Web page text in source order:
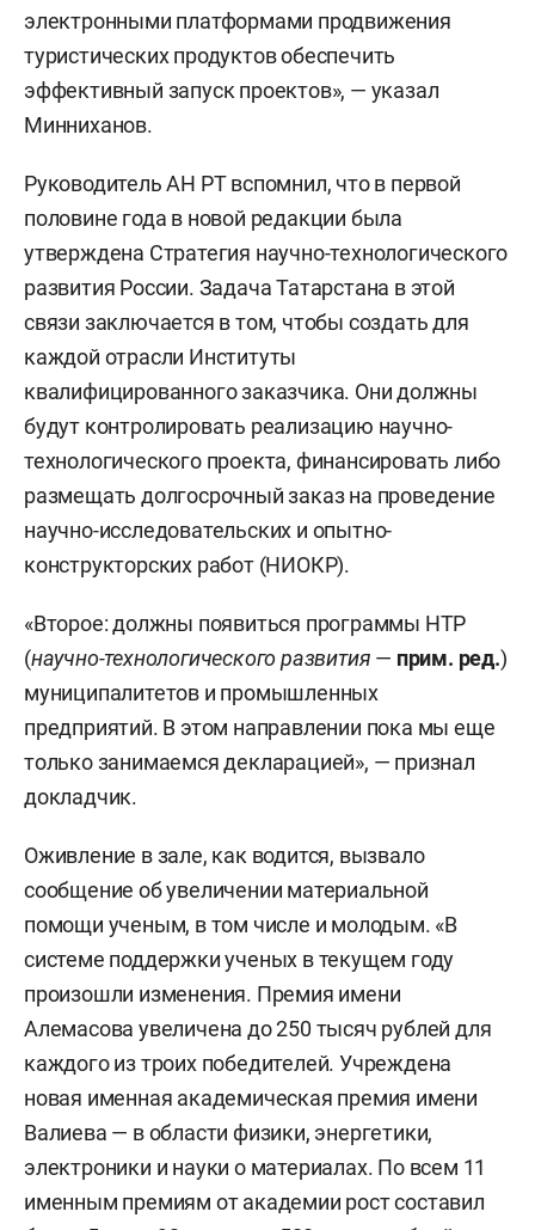
электронными платформами продвижения
туристических продуктов обеспечить
эффективный запуск проектов», — указал
Минниханов.
Руководитель АН РТ вспомнил, что в первой
половине года в новой редакции была
утверждена Стратегия научно-технологического
развития России. Задача Татарстана в этой
связи заключается в том, чтобы создать для
каждой отрасли Институты
квалифицированного заказчика. Они должны
будут контролировать реализацию научно-
технологического проекта, финансировать либо
размещать долгосрочный заказ на проведение
научно-исследовательских и опытно-
конструкторских работ (НИОКР).
«Второе: должны появиться программы НТР
(научно-технологического развития — прим. ред.)
муниципалитетов и промышленных
предприятий. В этом направлении пока мы еще
только занимаемся декларацией», — признал
докладчик.
Оживление в зале, как водится, вызвало
сообщение об увеличении материальной
помощи ученым, в том числе и молодым. «В
системе поддержки ученых в текущем году
произошли изменения. Премия имени
Алемасова увеличена до 250 тысяч рублей для
каждого из троих победителей. Учреждена
новая именная академическая премия имени
Валиева — в области физики, энергетики,
электроники и науки о материалах. По всем 11
именным премиям от академии рост составил